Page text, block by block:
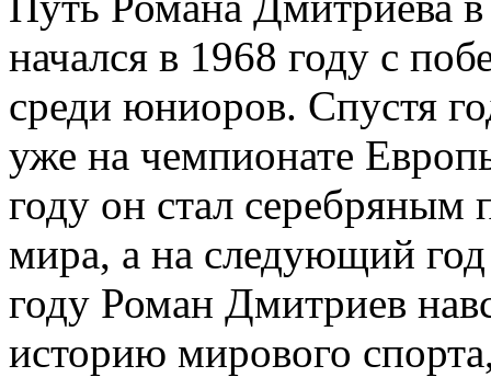
начался в 1968 году с
среди юниоров. Спустя
уже на чемпионате
году он стал серебряным
мира, а на следующий
году Роман Дмитриев
историю мирового